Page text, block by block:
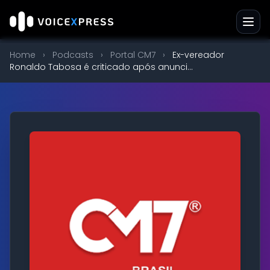
Home › Podcasts › Portal CM7 ›
Ex-vereador
Ronaldo Tabosa é criticado após anunci...